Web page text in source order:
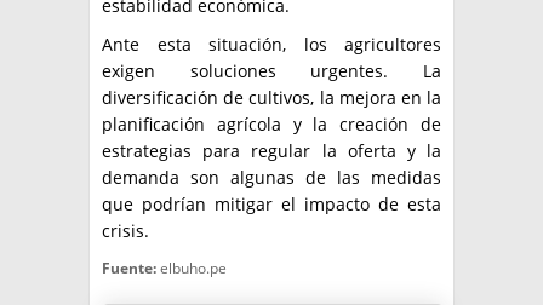
estabilidad económica.
Ante esta situación, los agricultores
exigen soluciones urgentes. La
diversificación de cultivos, la mejora en la
planificación agrícola y la creación de
estrategias para regular la oferta y la
demanda son algunas de las medidas
que podrían mitigar el impacto de esta
crisis.
Fuente:elbuho.pe